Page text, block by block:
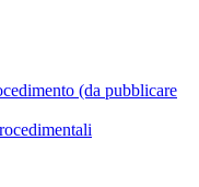
(da pubblicare